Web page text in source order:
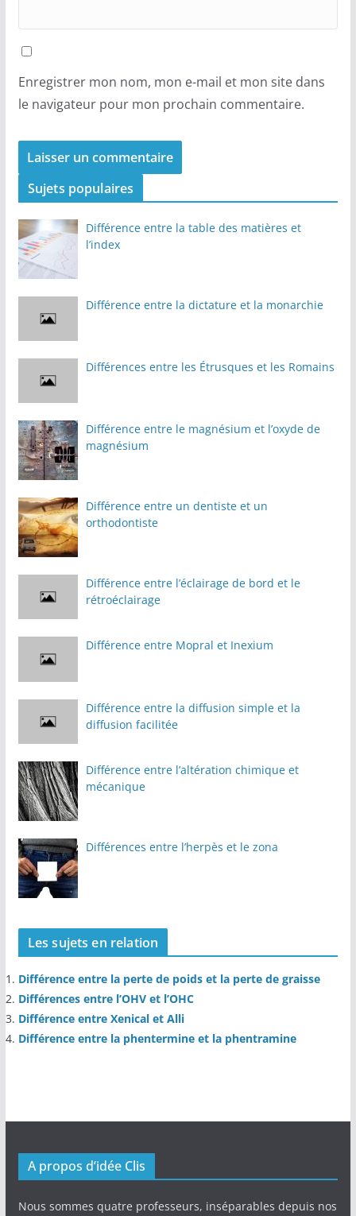
Enregistrer mon nom, mon e-mail et mon site dans
le navigateur pour mon prochain commentaire.
Sujets populaires
Différence entre la table des matières et
l’index
Différence entre la dictature et la monarchie
Différences entre les Étrusques et les Romains
Différence entre le magnésium et l’oxyde de
magnésium
Différence entre un dentiste et un
orthodontiste
Différence entre l’éclairage de bord et le
rétroéclairage
Différence entre Mopral et Inexium
Différence entre la diffusion simple et la
diffusion facilitée
Différence entre l’altération chimique et
mécanique
Différences entre l’herpès et le zona
Les sujets en relation
Différence entre la perte de poids et la perte de graisse
Différences entre l’OHV et l’OHC
Différence entre Xenical et Alli
Différence entre la phentermine et la phentramine
A propos d’idée Clis
Nous sommes quatre professeurs, inséparables depuis nos